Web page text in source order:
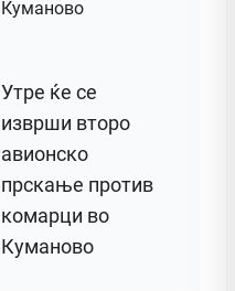
Утре ќе се
изврши второ
авионско
прскање против
комарци во
Куманово